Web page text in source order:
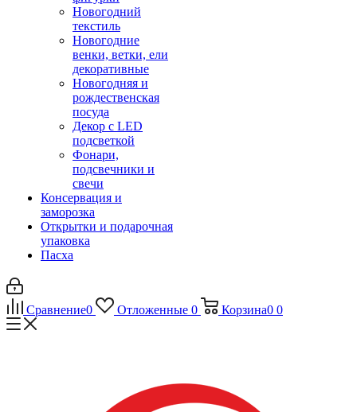
Новогодний
текстиль
Новогодние
венки, ветки, ели
декоративные
Новогодняя и
рождественская
посуда
Декор с LED
подсветкой
Фонари,
подсвечники и
свечи
Консервация и
заморозка
Открытки и подарочная
упаковка
Пасха
Сравнение0 Отложенные 0 Корзина0 0